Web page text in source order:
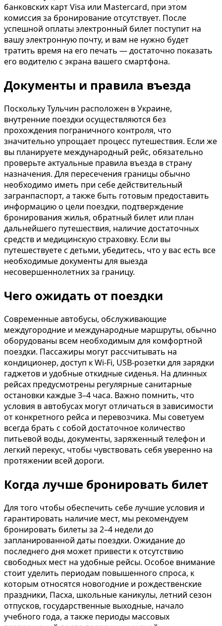
банковских карт Visa или Mastercard, при этом
комиссия за бронирование отсутствует. После
успешной оплаты электронный билет поступит на
вашу электронную почту, и вам не нужно будет
тратить время на его печать — достаточно показать
его водителю с экрана вашего смартфона.
Документы и правила въезда
Поскольку Тульчин расположен в Украине,
внутренние поездки осуществляются без
прохождения пограничного контроля, что
значительно упрощает процесс путешествия. Если же
вы планируете международный рейс, обязательно
проверьте актуальные правила въезда в страну
назначения. Для пересечения границы обычно
необходимо иметь при себе действительный
загранпаспорт, а также быть готовым предоставить
информацию о цели поездки, подтверждение
бронирования жилья, обратный билет или план
дальнейшего путешествия, наличие достаточных
средств и медицинскую страховку. Если вы
путешествуете с детьми, убедитесь, что у вас есть все
необходимые документы для выезда
несовершеннолетних за границу.
Чего ожидать от поездки
Современные автобусы, обслуживающие
междугородние и международные маршруты, обычно
оборудованы всем необходимым для комфортной
поездки. Пассажиры могут рассчитывать на
кондиционер, доступ к Wi-Fi, USB-розетки для зарядки
гаджетов и удобные откидные сиденья. На длинных
рейсах предусмотрены регулярные санитарные
остановки каждые 3–4 часа. Важно помнить, что
условия в автобусах могут отличаться в зависимости
от конкретного рейса и перевозчика. Мы советуем
всегда брать с собой достаточное количество
питьевой воды, документы, заряженный телефон и
легкий перекус, чтобы чувствовать себя уверенно на
протяжении всей дороги.
Когда лучше бронировать билет
Для того чтобы обеспечить себе лучшие условия и
гарантировать наличие мест, мы рекомендуем
бронировать билеты за 2–4 недели до
запланированной даты поездки. Ожидание до
последнего дня может привести к отсутствию
свободных мест на удобные рейсы. Особое внимание
стоит уделить периодам повышенного спроса, к
которым относятся новогодние и рождественские
праздники, Пасха, школьные каникулы, летний сезон
отпусков, государственные выходные, начало
учебного года, а также периоды массовых